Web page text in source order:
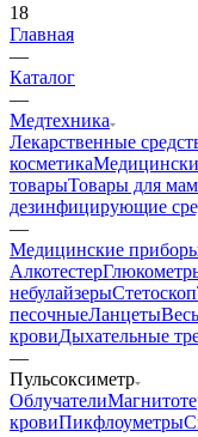
18
Главная
—
Каталог
—
Медтехника
Лекарственные
косметика
товарыТовары для
дезинфицирующие
—
Медицинские
Алкотестер
небулайзерыСтетоскоп
песочныеЛанцеты
кровиДыхательные
—
Пульсоксиметр
Облучатели
кровиПикфлоуметры